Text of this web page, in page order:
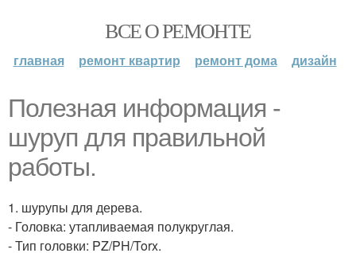
ВСЕ О РЕМОНТЕ
главная ремонт квартир ремонт дома дизайн
Полезная информация -
шуруп для правильной
работы.
1. шурупы для дерева.
- Головка: утапливаемая полукруглая.
- Тип головки: PZ/PH/Torx.